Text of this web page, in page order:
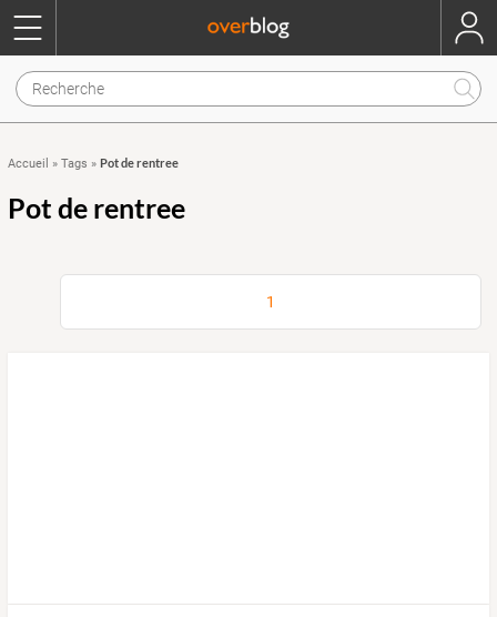
Accueil » Tags » Pot de rentree
Pot de rentree
1